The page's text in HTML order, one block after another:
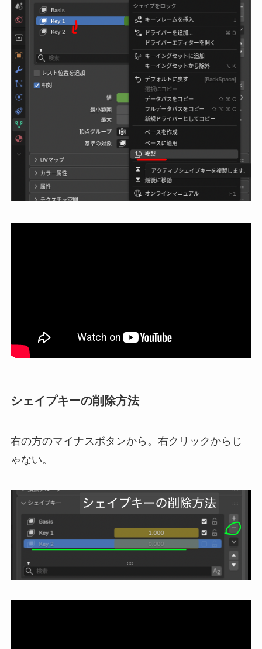
シェイプキーの削除方法
右の方のマイナスボタンから。右クリックからじ
ゃない。